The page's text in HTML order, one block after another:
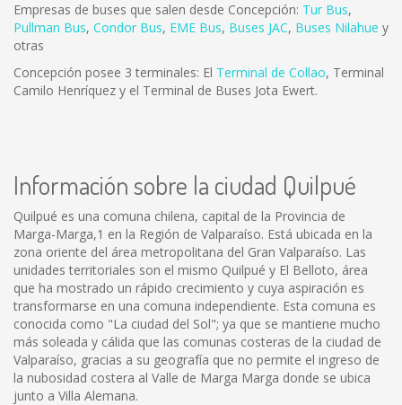
Empresas de buses que salen desde Concepción: Tur Bus,
Pullman Bus, Condor Bus, EME Bus, Buses JAC, Buses Nilahue y
otras
Concepción posee 3 terminales: El Terminal de Collao, Terminal
Camilo Henríquez y el Terminal de Buses Jota Ewert.
Información sobre la ciudad Quilpué
Quilpué es una comuna chilena, capital de la Provincia de
Marga-Marga,1 en la Región de Valparaíso. Está ubicada en la
zona oriente del área metropolitana del Gran Valparaíso. Las
unidades territoriales son el mismo Quilpué y El Belloto, área
que ha mostrado un rápido crecimiento y cuya aspiración es
transformarse en una comuna independiente. Esta comuna es
conocida como "La ciudad del Sol"; ya que se mantiene mucho
más soleada y cálida que las comunas costeras de la ciudad de
Valparaíso, gracias a su geografía que no permite el ingreso de
la nubosidad costera al Valle de Marga Marga donde se ubica
junto a Villa Alemana.